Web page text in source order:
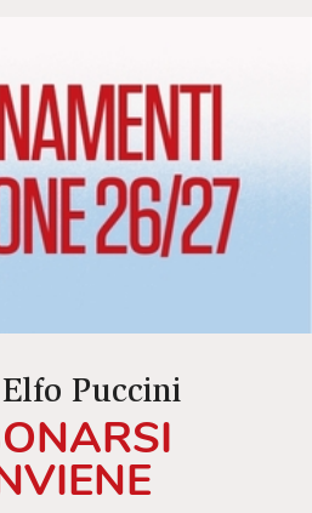
Puccini